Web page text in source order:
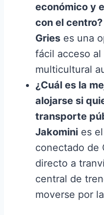
económico y
con el centro?
Gries es una
fácil acceso
multicultural
¿Cuál es la
alojarse si
transporte
Jakomini es
conectado de
directo a
central de
moverse por